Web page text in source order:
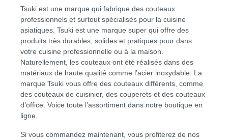
Tsuki est une marque qui fabrique des couteaux
professionnels et surtout spécialisés pour la cuisine
asiatiques. Tsuki est une marque super qui offre des
produits très durables, solides et pratiques pour dans
votre cuisine professionnelle ou à la maison.
Naturellement, les couteaux ont été réalisés dans des
matériaux de haute qualité comme l’acier inoxydable. La
marque Tsuki vous offre des couteaux différents, comme
des couteaux de cuisinier, des couperets et des couteaux
d’office. Voice toute l’assortiment dans notre boutique en
ligne.
Si vous commandez maintenant, vous profiterez de nos